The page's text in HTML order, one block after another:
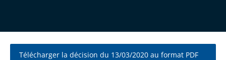
Télécharger la décision du 13/03/2020 au format PDF